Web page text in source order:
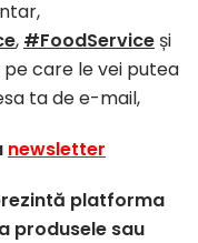
, #FoodServiceși
care le vei putea
ta de e-mail,
newsletter
platforma
produsele sau